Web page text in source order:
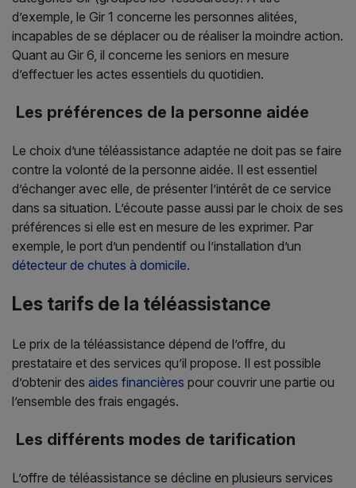
d’exemple, le Gir 1 concerne les personnes alitées,
incapables de se déplacer ou de réaliser la moindre action.
Quant au Gir 6, il concerne les seniors en mesure
d’effectuer les actes essentiels du quotidien.
Les préférences de la personne aidée
Le choix d’une téléassistance adaptée ne doit pas se faire
contre la volonté de la personne aidée. Il est essentiel
d’échanger avec elle, de présenter l’intérêt de ce service
dans sa situation. L’écoute passe aussi par le choix de ses
préférences si elle est en mesure de les exprimer. Par
exemple, le port d’un pendentif ou l’installation d’un
détecteur de chutes à domicile.
Les tarifs de la téléassistance
Le prix de la téléassistance dépend de l’offre, du
prestataire et des services qu’il propose. Il est possible
d’obtenir des aides financières pour couvrir une partie ou
l’ensemble des frais engagés.
Les différents modes de tarification
L’offre de téléassistance se décline en plusieurs services